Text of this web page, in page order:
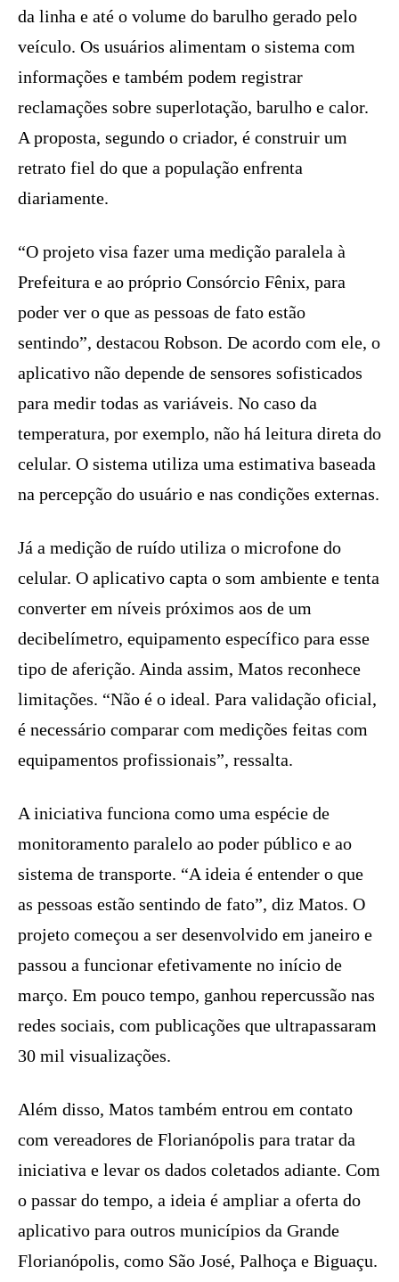
da linha e até o volume do barulho gerado pelo
veículo. Os usuários alimentam o sistema com
informações e também podem registrar
reclamações sobre superlotação, barulho e calor.
A proposta, segundo o criador, é construir um
retrato fiel do que a população enfrenta
diariamente.
“O projeto visa fazer uma medição paralela à
Prefeitura e ao próprio Consórcio Fênix, para
poder ver o que as pessoas de fato estão
sentindo”, destacou Robson. De acordo com ele, o
aplicativo não depende de sensores sofisticados
para medir todas as variáveis. No caso da
temperatura, por exemplo, não há leitura direta do
celular. O sistema utiliza uma estimativa baseada
na percepção do usuário e nas condições externas.
Já a medição de ruído utiliza o microfone do
celular. O aplicativo capta o som ambiente e tenta
converter em níveis próximos aos de um
decibelímetro, equipamento específico para esse
tipo de aferição. Ainda assim, Matos reconhece
limitações. “Não é o ideal. Para validação oficial,
é necessário comparar com medições feitas com
equipamentos profissionais”, ressalta.
A iniciativa funciona como uma espécie de
monitoramento paralelo ao poder público e ao
sistema de transporte. “A ideia é entender o que
as pessoas estão sentindo de fato”, diz Matos. O
projeto começou a ser desenvolvido em janeiro e
passou a funcionar efetivamente no início de
março. Em pouco tempo, ganhou repercussão nas
redes sociais, com publicações que ultrapassaram
30 mil visualizações.
Além disso, Matos também entrou em contato
com vereadores de Florianópolis para tratar da
iniciativa e levar os dados coletados adiante. Com
o passar do tempo, a ideia é ampliar a oferta do
aplicativo para outros municípios da Grande
Florianópolis, como São José, Palhoça e Biguaçu.